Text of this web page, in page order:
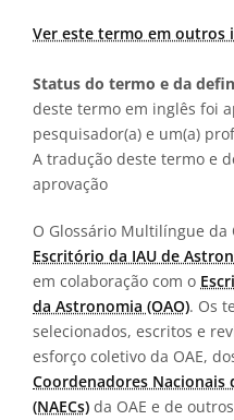
Ver este termo em outros
Status do termo e da
deste termo em inglês foi
pesquisador(a) e um(a)
A tradução deste termo e
aprovação
O Glossário Multilíngue da
Escritório da IAU de
em colaboração com o
da Astronomia (OAO). Os
selecionados, escritos e
esforço coletivo da OAE,
Coordenadores Nacionais
(NAECs) da OAE e de